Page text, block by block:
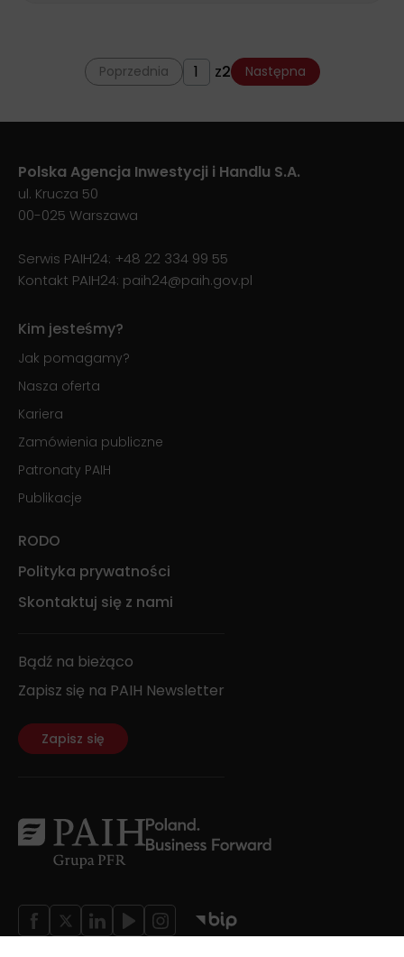
Poprzednia z2 Następna
Polska Agencja Inwestycji i Handlu S.A.
ul. Krucza 50
00-025 Warszawa
Serwis PAIH24: +48 22 334 99 55
Kontakt PAIH24: paih24@paih.gov.pl
Kim jesteśmy?
Jak pomagamy?
Nasza oferta
Kariera
Zamówienia publiczne
Patronaty PAIH
Publikacje
RODO
Polityka prywatności
Skontaktuj się z nami
Bądź na bieżąco
Zapisz się na PAIH Newsletter
Zapisz się